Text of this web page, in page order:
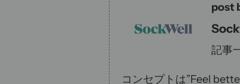
post
記事
コンセプトは”Feel